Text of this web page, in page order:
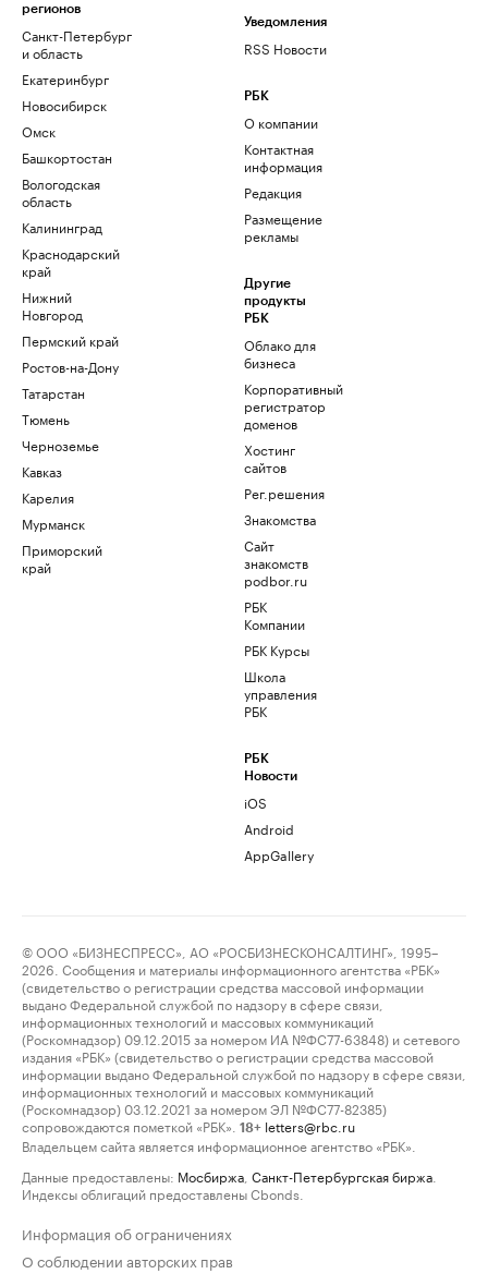
регионов
Санкт-Петербург
и область
Екатеринбург
Новосибирск
Омск
Башкортостан
Вологодская
область
Калининград
Краснодарский
край
Нижний
Новгород
Пермский край
Ростов-на-Дону
Татарстан
Тюмень
Черноземье
Кавказ
Карелия
Мурманск
Приморский
край
Уведомления
RSS Новости
РБК
О компании
Контактная
информация
Редакция
Размещение
рекламы
Другие
продукты
РБК
Облако для
бизнеса
Корпоративный
регистратор
доменов
Хостинг
сайтов
Рег.решения
Знакомства
Сайт
знакомств
podbor.ru
РБК
Компании
РБК Курсы
Школа
управления
РБК
РБК
Новости
iOS
Android
AppGallery
© ООО «БИЗНЕСПРЕСС», АО «РОСБИЗНЕСКОНСАЛТИНГ», 1995–
2026. Сообщения и материалы информационного агентства «РБК»
(свидетельство о регистрации средства массовой информации
выдано Федеральной службой по надзору в сфере связи,
информационных технологий и массовых коммуникаций
(Роскомнадзор) 09.12.2015 за номером ИА №ФС77-63848) и сетевого
издания «РБК» (свидетельство о регистрации средства массовой
информации выдано Федеральной службой по надзору в сфере связи,
информационных технологий и массовых коммуникаций
(Роскомнадзор) 03.12.2021 за номером ЭЛ №ФС77-82385)
сопровождаются пометкой «РБК».
18+ letters@rbc.ru
Владельцем сайта является информационное агентство «РБК».
Данные предоставлены: Мосбиржа Санкт-Петербургская биржа
Индексы облигаций предоставлены Cbonds.
Информация об ограничениях
О соблюдении авторских прав